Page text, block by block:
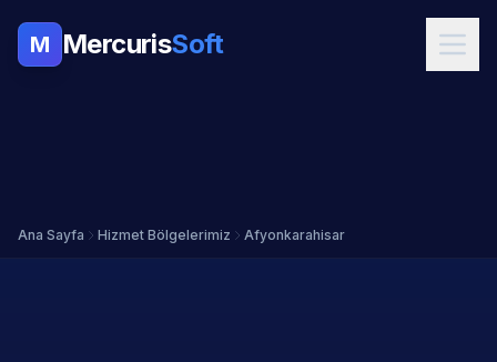
M MercurisSoft
Ana Sayfa Hizmet Bölgelerimiz Afyonkarahisar